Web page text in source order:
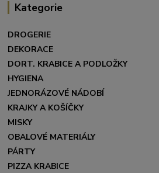
Kategorie
DROGERIE
DEKORACE
DORT. KRABICE A PODLOŽKY
HYGIENA
JEDNORÁZOVÉ NÁDOBÍ
KRAJKY A KOŠÍČKY
MISKY
OBALOVÉ MATERIÁLY
PÁRTY
PIZZA KRABICE